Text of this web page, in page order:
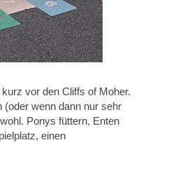
kurz vor den Cliffs of Moher.
(oder wenn dann nur sehr
Ponys füttern, Enten
einen